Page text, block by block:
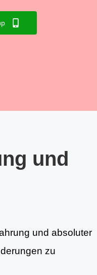
und
und absoluter
zu